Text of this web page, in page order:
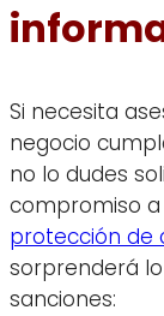
Si necesita
negocio
no lo dudes
compromiso a
protección de
sorprenderá
sanciones: